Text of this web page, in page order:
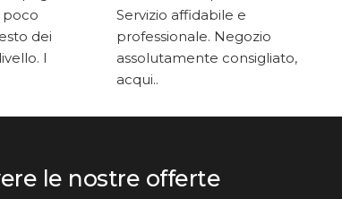
poco
dei
I
Servizio affidabile e
professionale. Negozio
assolutamente consigliato,
acqui..
le nostre offerte